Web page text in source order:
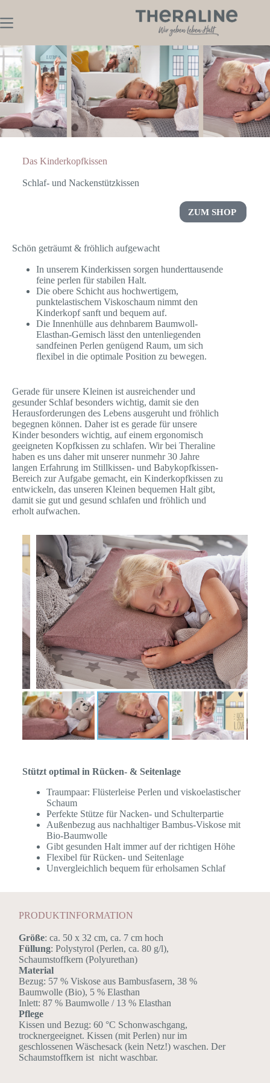
Das Kinderkopfkissen
Schlaf- und Nackenstützkissen
ZUM SHOP
Schön geträumt & fröhlich aufgewacht
In unserem Kinderkissen sorgen hunderttausende
feine perlen für stabilen Halt.
Die obere Schicht aus hochwertigem,
punktelastischem Viskoschaum nimmt den
Kinderkopf sanft und bequem auf.
Die Innenhülle aus dehnbarem Baumwoll-
Elasthan-Gemisch lässt den untenliegenden
sandfeinen Perlen genügend Raum, um sich
flexibel in die optimale Position zu bewegen.
Gerade für unsere Kleinen ist ausreichender und
gesunder Schlaf besonders wichtig, damit sie den
Herausforderungen des Lebens ausgeruht und fröhlich
begegnen können. Daher ist es gerade für unsere
Kinder besonders wichtig, auf einem ergonomisch
geeigneten Kopfkissen zu schlafen. Wir bei Theraline
haben es uns daher mit unserer nunmehr 30 Jahre
langen Erfahrung im Stillkissen- und Babykopfkissen-
Bereich zur Aufgabe gemacht, ein Kinderkopfkissen zu
entwickeln, das unseren Kleinen bequemen Halt gibt,
damit sie gut und gesund schlafen und fröhlich und
erholt aufwachen.
Stützt optimal in Rücken- & Seitenlage
Traumpaar: Flüsterleise Perlen und viskoelastischer
Schaum
Perfekte Stütze für Nacken- und Schulterpartie
Außenbezug aus nachhaltiger Bambus-Viskose mit
Bio-Baumwolle
Gibt gesunden Halt immer auf der richtigen Höhe
Flexibel für Rücken- und Seitenlage
Unvergleichlich bequem für erholsamen Schlaf
PRODUKTINFORMATION
Größe: ca. 50 x 32 cm, ca. 7 cm hoch
Füllung: Polystyrol (Perlen, ca. 80 g/l),
Schaumstoffkern (Polyurethan)
Material
Bezug: 57 % Viskose aus Bambusfasern, 38 %
Baumwolle (Bio), 5 % Elasthan
Inlett: 87 % Baumwolle / 13 % Elasthan
Pflege
Kissen und Bezug: 60 °C Schonwaschgang,
trocknergeeignet. Kissen (mit Perlen) nur im
geschlossenen Wäschesack (kein Netz!) waschen. Der
Schaumstoffkern ist nicht waschbar.